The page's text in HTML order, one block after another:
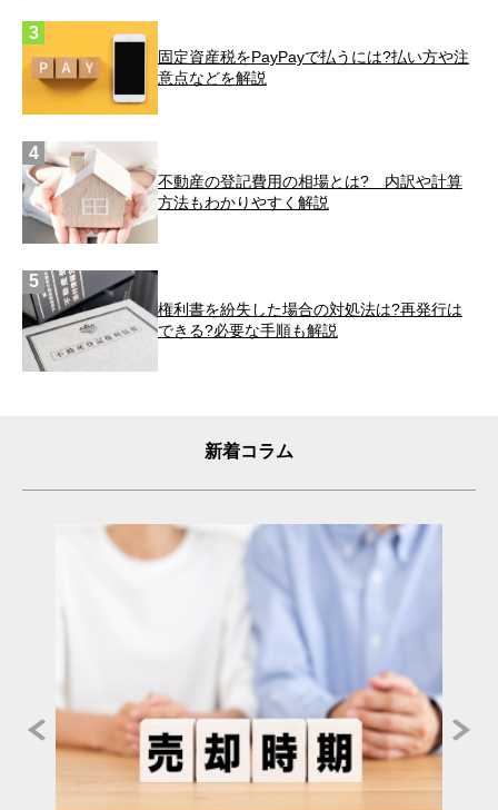
固定資産税をPayPayで払うには?払い方や注
意点などを解説
不動産の登記費用の相場とは? 内訳や計算
方法もわかりやすく解説
権利書を紛失した場合の対処法は?再発行は
できる?必要な手順も解説
新着コラム